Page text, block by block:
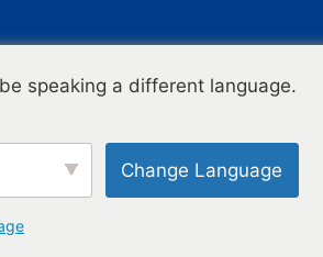
BLOG ACERCA DE
speaking a different language.
Change Language